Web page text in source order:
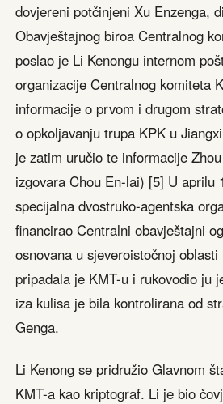
dovjereni potčinjeni Xu Enzenga,
Obavještajnog biroa Centralnog
poslao je Li Kenongu internom
organizacije Centralnog komiteta
informacije o prvom i drugom
o opkoljavanju trupa KPK u
je zatim uručio te informacije
izgovara Chou En-lai) [5] U aprilu
specijalna dvostruko-agentska
financirao Centralni obavještajni
osnovana u sjeveroistočnoj
pripadala je KMT-u i rukovodio ju
iza kulisa je bila kontrolirana od
Genga.
Li Kenong se pridružio Glavnom
KMT-a kao kriptograf. Li je bio